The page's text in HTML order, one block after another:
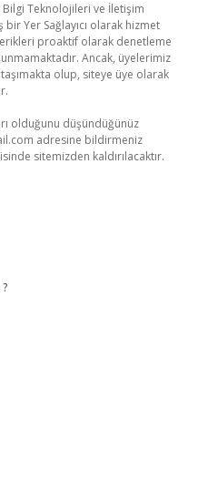
Bilgi Teknolojileri ve İletişim
bir Yer Sağlayıcı olarak hizmet
proaktif olarak denetleme
Ancak, üyelerimiz
olup, siteye üye olarak
olduğunu düşündüğünüz
adresine bildirmeniz
sitemizden kaldırılacaktır.